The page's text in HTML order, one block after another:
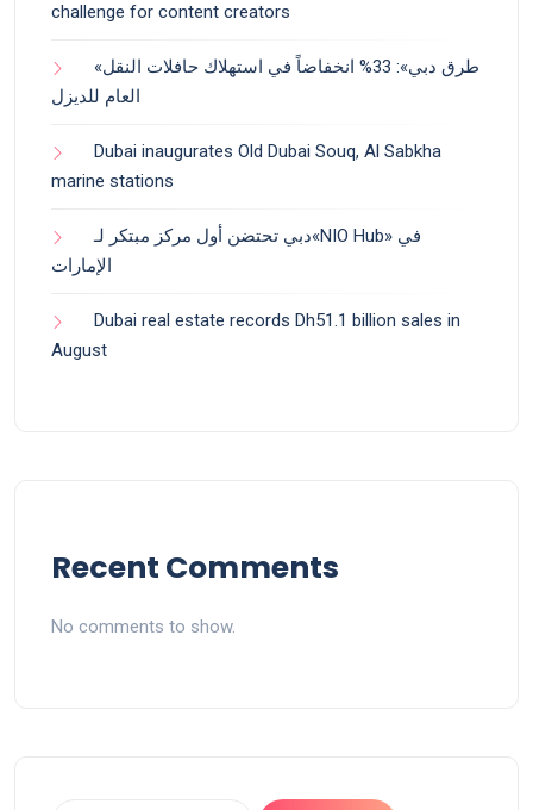
challenge for content creators
«طرق دبي»: 33% انخفاضاً في استهلاك حافلات النقل
العام للديزل
Dubai inaugurates Old Dubai Souq, Al Sabkha
marine stations
دبي تحتضن أول مركز مبتكر لـ«NIO Hub» في
الإمارات
Dubai real estate records Dh51.1 billion sales in
August
Recent Comments
No comments to show.